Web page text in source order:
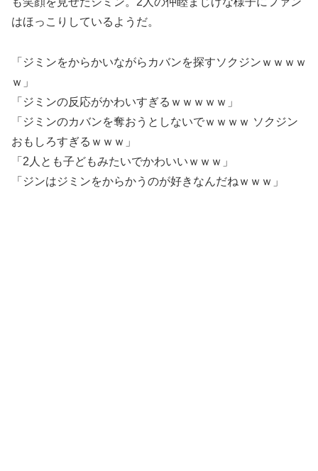
はほっこりしているようだ。
「ジミンをからかいながらカバンを探すソクジンｗｗｗｗ
ｗ」
「ジミンの反応がかわいすぎるｗｗｗｗｗ」
「ジミンのカバンを奪おうとしないでｗｗｗｗ ソクジン
おもしろすぎるｗｗｗ」
「2人とも子どもみたいでかわいいｗｗｗ」
「ジンはジミンをからかうのが好きなんだねｗｗｗ」